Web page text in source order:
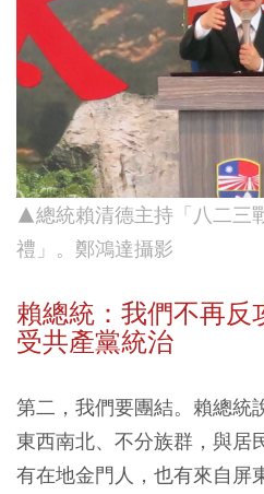
▲總統賴清德主持「八二三
禮」 。鄭鴻達攝影
賴總統：我們不再
受共產黨統治
第二，我們要團結。賴總統
東西南北、不分族群，與居
有在地金門人，也有來自屏